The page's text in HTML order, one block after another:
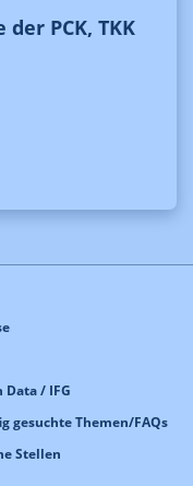
PCK, TKK
Data / IFG
gesuchte Themen/FAQs
Stellen